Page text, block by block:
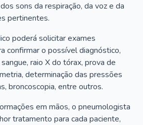
sons da respiração, da voz e da
pertinentes.
poderá solicitar exames
confirmar o possível diagnóstico,
raio X do tórax, prova de
determinação das pressões
broncoscopia, entre outros.
em mãos, o pneumologista
tratamento para cada paciente,